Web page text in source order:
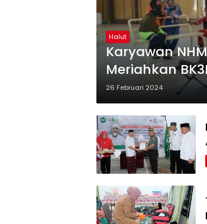
Halut
Karyawan
Meriahkan
26 Februari 2024